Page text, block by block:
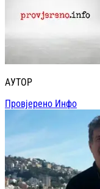
АУТОР
Провјерено Инфо